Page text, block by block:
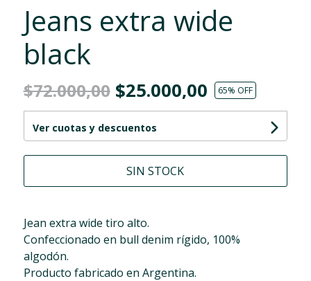
Jeans extra wide
black
$72.000,00$25.000,00 65% OFF
Ver cuotas y descuentos
SIN STOCK
Jean extra wide tiro alto.
Confeccionado en bull denim rígido, 100%
algodón.
Producto fabricado en Argentina.